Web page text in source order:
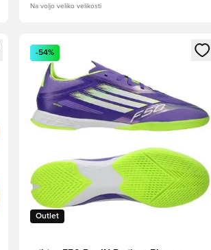
Na voljo veliko velikosti
Odpre Modal za prijavo ali vpis kot član
Outlet
-54%